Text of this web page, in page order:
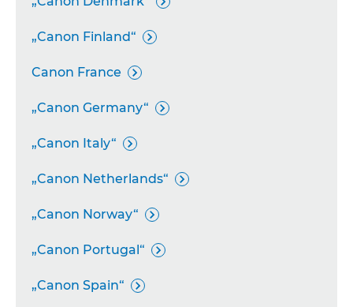

„Canon Finland“ 
Canon France 
„Canon Germany“ 
„Canon Italy“ 
„Canon Netherlands“ 
„Canon Norway“ 
„Canon Portugal“ 
„Canon Spain“ 